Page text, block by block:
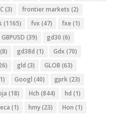
(3) frontier markets (2)
(1165) fvx (47) fxe (1)
GBPUSD (39) gd30 (6)
(8) gd38d (1) Gdx (70)
gld (3) GLOB (63)
Googl (40) gprk(23)
(18) Hch (844) hd (1)
(1) hmy(23) Hon (1)